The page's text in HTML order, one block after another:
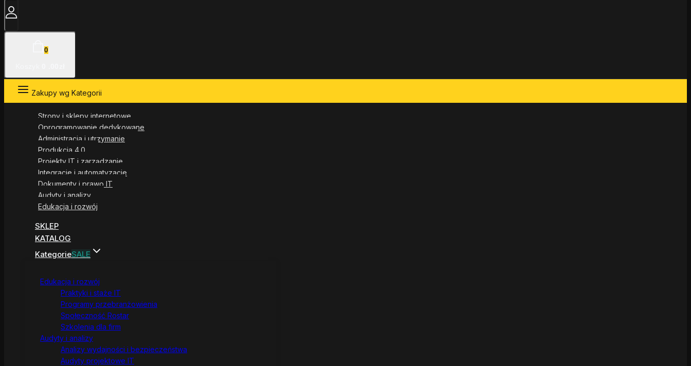
0
Zakupy wg Kategorii
Strony i sklepy internetowe
Oprogramowanie dedykowane
Administracja i utrzymanie
Produkcja 4.0
Projekty IT i zarządzanie
Integracje i automatyzacje
Dokumenty i prawo IT
Audyty i analizy
Edukacja i rozwój
SKLEP
KATALOG
KategorieSALE
Edukacja i rozwój
Praktyki i staże IT
Programy przebranżowienia
Społeczność Rostar
Szkolenia dla firm
Audyty i analizy
Analizy wydajności i bezpieczeństwa
Audyty projektowe IT